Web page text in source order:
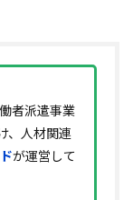
者派遣事業
、人材関連
が運営して